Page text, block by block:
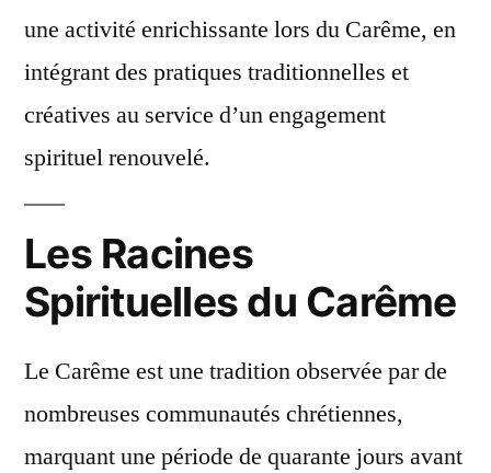
une activité enrichissante lors du Carême, en
intégrant des pratiques traditionnelles et
créatives au service d’un engagement
spirituel renouvelé.
Les Racines
Spirituelles du Carême
Le Carême est une tradition observée par de
nombreuses communautés chrétiennes,
marquant une période de quarante jours avant